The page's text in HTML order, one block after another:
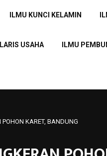
ILMU KUNCI KELAMIN
USAHA ILMU
KARET, BANDUNG